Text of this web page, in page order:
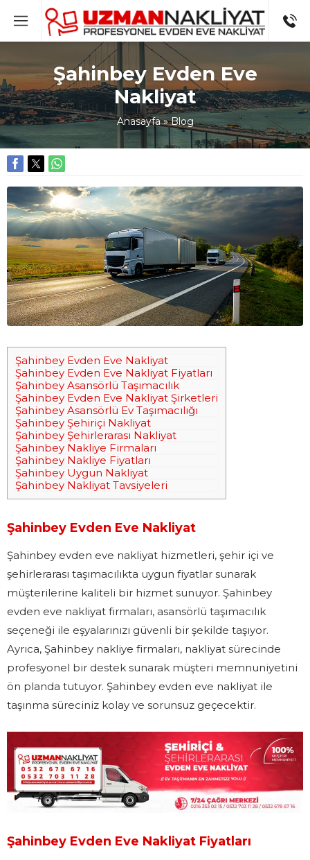
Şahinbey Evden Eve
Nakliyat
Anasayfa»Blog
Şahinbey Evden Eve Nakliyat
Şahinbey Evden Eve Nakliyat Fiyatları
Şahinbey Asansörlü Taşımacılık
Şahinbey Evden Eve Nakliyat Şirketleri
Şahinbey Asansörlü Ev Taşımacılığı
Şahinbey Şehiriçi Nakliyat
Şahinbey Şehirlerarası Nakliyat
Şahinbey Nakliye Firmaları
Şahinbey Nakliye Fiyatları
Şahinbey Uygun Nakliyat
Şahinbey Nakliyat Tavsiyeleri
Şahinbey Evden Eve Nakliyat
Şahinbey evden eve nakliyat hizmetleri, şehir içi ve
şehirlerarası taşımacılıkta uygun fiyatlar sunarak
müşterilerine kaliteli bir hizmet sunuyor. Şahinbey
evden eve nakliyat firmaları, asansörlü taşımacılık
seçeneği ile eşyalarınızı güvenli bir şekilde taşıyor.
Ayrıca, Şahinbey nakliye firmaları, nakliyat sürecinde
profesyonel bir destek sunarak müşteri memnuniyetini
ön planda tutuyor. Şahinbey evden eve nakliyat ile
taşınma süreciniz kolay ve sorunsuz geçecektir.
Şahinbey Evden Eve Nakliyat Fiyatları